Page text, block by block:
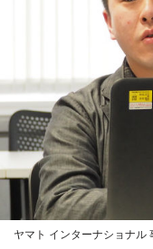
ヤマト インターナショナル